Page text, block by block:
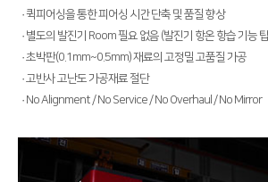
절곡기∨
유압 절곡기
전기 절곡기
· 퀵피어싱을 통한 피어싱 시간 단축 및 품질 향상
· 별도의 발진기 Room 필요 없음 (발진기 항온 항습 기능
· 초박판(0.1mm~0.5mm) 재료의 고정밀 고품질 가공
· 고반사 고난도 가공재료 절단
· No Alignment / No Service / No Overhaul / No Mirror